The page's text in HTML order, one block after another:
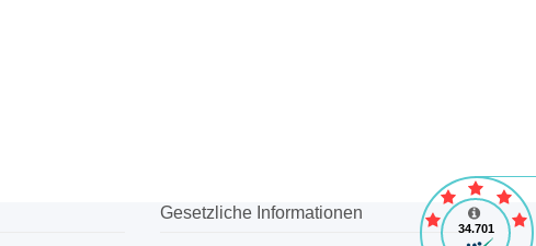
Gesetzliche Informationen